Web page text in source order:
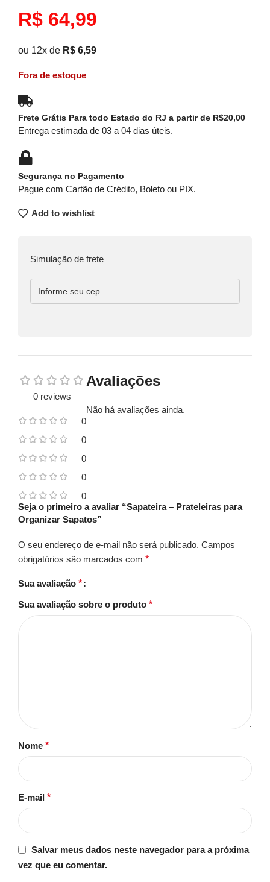
R$ 64,99
ou 12x de R$ 6,59
Fora de estoque
Frete Grátis Para todo Estado do RJ a partir de R$20,00
Entrega estimada de 03 a 04 dias úteis.
Segurança no Pagamento
Pague com Cartão de Crédito, Boleto ou PIX.
Add to wishlist
Simulação de frete
0 reviews
0
0
0
0
0
Avaliações
Não há avaliações ainda.
Seja o primeiro a avaliar “Sapateira – Prateleiras para
Organizar Sapatos”
O seu endereço de e-mail não será publicado. Campos
obrigatórios são marcados com *
Sua avaliação *
Sua avaliação sobre o produto *
Nome *
E-mail *
Salvar meus dados neste navegador para a próxima
vez que eu comentar.